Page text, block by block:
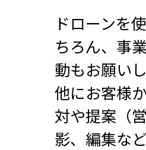
ドローンを
ちろん、事
動もお願い
他にお客様
対や提案（
影、編集な